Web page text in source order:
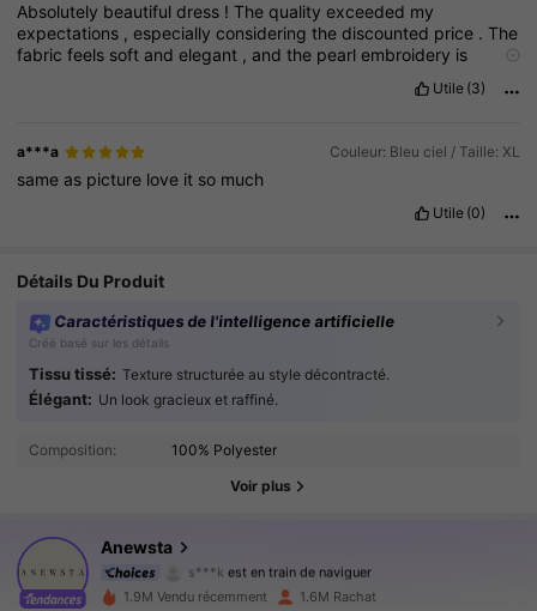
Absolutely beautifuldress !Thequalityexceeded my
expectations ,especiallyconsideringthediscounted price .The
fabricfeels soft andelegant , andthe pearlembroidery is
Highly
Utile (3)
a***a Couleur: Bleu ciel / Taille: XL
same as picture love it so much
Utile (0)
Détails Du Produit
Caractéristiques de l'intelligence artificielle
Créé basé sur les détails
Tissu tissé: Texture structurée au style décontracté.
Élégant: Un look gracieux et raffiné.
Composition: 100% Polyester
Voir plus
Anewsta
4.89 4M Suiveurs
4.89 4M Suiveurs
4.89 4M Suiveurs
1.9M Vendu récemment 1.6M Rachat